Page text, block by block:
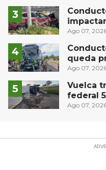
muro en
Ago 07,
queda
Ago 07,
Vuelca
federal
derrame
Ago 07,